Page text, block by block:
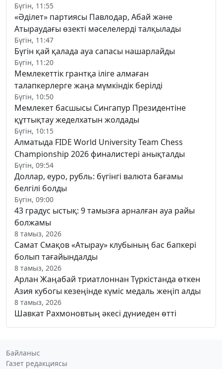
Бүгін, 11:55
«Әділет» партиясы Павлодар, Абай және
Атыраудағы өзекті мәселелерді талқылады
Бүгін, 11:47
Бүгін қай қалада ауа сапасы нашарлайды
Бүгін, 11:20
Мемлекеттік грантқа іліге алмаған
талапкерлерге жаңа мүмкіндік берілді
Бүгін, 10:50
Мемлекет басшысы Сингапур Президентіне
құттықтау жеделхатын жолдады
Бүгін, 10:15
Алматыда FIDE World University Team Chess
Championship 2026 финалистері анықталды
Бүгін, 09:54
Доллар, еуро, рубль: бүгінгі валюта бағамы
белгілі болды
Бүгін, 09:00
43 градус ыстық: 9 тамызға арналған ауа райы
болжамы
8 тамыз, 2026
Самат Смақов «Атырау» клубының бас бапкері
болып тағайындалды
8 тамыз, 2026
Арлан Жаңабай триатлоннан Түркістанда өткен
Азия кубогы кезеңінде күміс медаль жеңіп алды
8 тамыз, 2026
Шавкат Рахмоновтың әкесі дүниеден өтті
Байланыс
Газет редакциясы